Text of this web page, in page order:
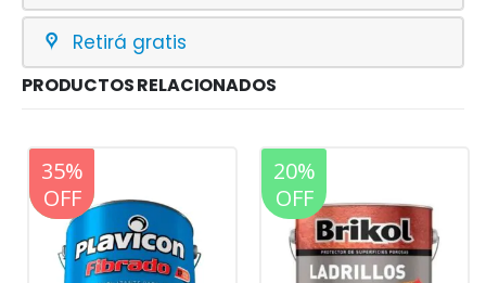
Retirá gratis
PRODUCTOS RELACIONADOS
20%
OFF
35%
OFF
20%
OFF